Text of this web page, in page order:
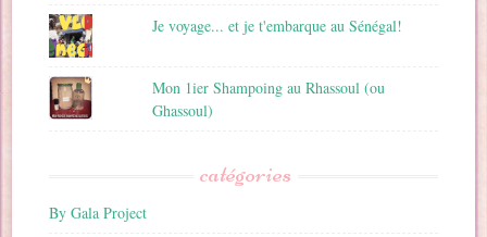
Je voyage... et je t'embarque au Sénégal!
Mon 1ier Shampoing au Rhassoul (ou
Ghassoul)
catégories
By Gala Project